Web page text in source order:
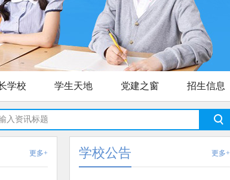
学校 学生天地 党建之窗 招生信息
更多+ 学校公告 更多+